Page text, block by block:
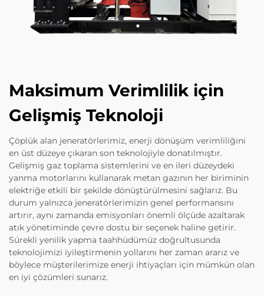
Maksimum Verimlilik için
Gelişmiş Teknoloji
Çöplük alan jeneratörlerimiz, enerji dönüşüm verimliliğini
en üst düzeye çıkaran son teknolojiyle donatılmıştır.
Gelişmiş gaz toplama sistemlerini ve en ileri düzeydeki
yanma motorlarını kullanarak metan gazının her biriminin
elektriğe etkili bir şekilde dönüştürülmesini sağlarız. Bu
durum yalnızca jeneratörlerimizin genel performansını
artırır, aynı zamanda emisyonları önemli ölçüde azaltarak
atık yönetiminde çevre dostu bir seçenek haline getirir.
Sürekli yenilik yapma taahhüdümüz doğrultusunda
teknolojimizi iyileştirmenin yollarını her zaman ararız ve
böylece müşterilerimize enerji ihtiyaçları için mümkün olan
en iyi çözümleri sunarız.